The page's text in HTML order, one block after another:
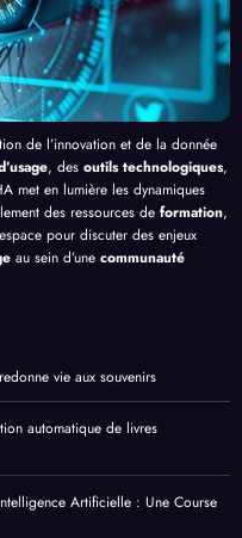
de l’innovation et de la donnée
, des outils technologiques,
met en lumière les dynamiques
des ressources de formation,
pour discuter des enjeux
au sein d’une communauté
vie aux souvenirs
automatique de livres
Artificielle : Une Course